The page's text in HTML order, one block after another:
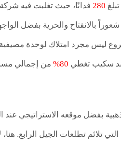
280 فدانًا، حيث تغلبت فيه
بالانفتاح والحرية بفضل
ليس مجرد امتلاك لوحدة
سكيب تغطي 80% من إجمالي
بفضل موقعه الاستراتيجي عند
تلائم تطلعات الجيل الرابع.